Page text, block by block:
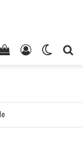
Switch
Log In
View your